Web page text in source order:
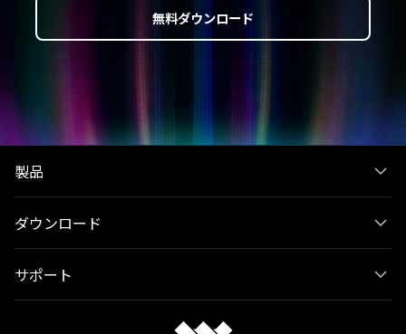
Filmora 15の新機能をもっと見る >
無料ダウンロード
無料ダウンロード
製品
ダウンロード
サポート